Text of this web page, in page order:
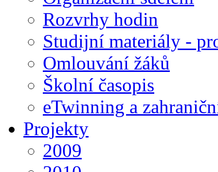
Rozvrhy hodin
Studijní materiály -
Omlouvání žáků
Školní časopis
eTwinning a
Projekty
2009